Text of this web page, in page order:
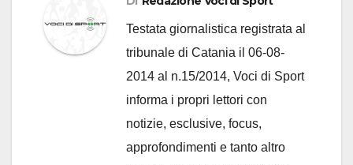
Testata giornalistica registrata al
tribunale di Catania il 06-08-
2014 al n.15/2014, Voci di Sport
informa i propri lettori con
notizie, esclusive, focus,
approfondimenti e tanto altro